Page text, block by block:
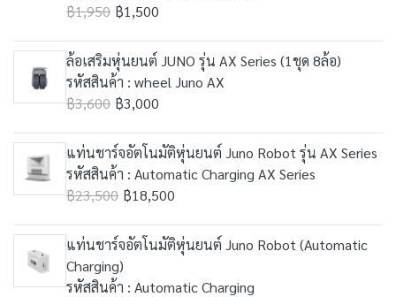
฿1,950 ฿1,500
ล้อเสริมหุ่นยนต์ JUNO รุ่น AX Series (1ชุด 8ล้อ)
รหัสสินค้า : wheel Juno AX
฿3,600 ฿3,000
แท่นชาร์จอัตโนมัติหุ่นยนต์ Juno Robot รุ่น AX Series
รหัสสินค้า : Automatic Charging AX Series
฿23,500 ฿18,500
แท่นชาร์จอัตโนมัติหุ่นยนต์ Juno Robot (Automatic
Charging)
รหัสสินค้า : Automatic Charging